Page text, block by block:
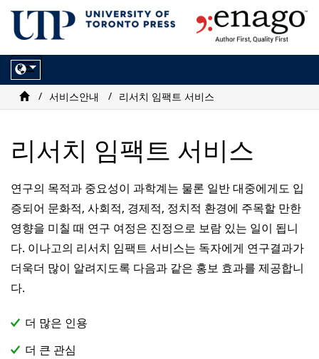
Toggle
navigation
서비스안내 리서치 임팩트 서비스
리서치 임팩트 서비스
연구의 목적과 중요성이 과학계는 물론 일반 대중에게도 입
증되어 문화적, 사회적, 경제적, 정치적 환경에 주목할 만한
영향을 미칠 때 연구 여정은 진정으로 보람 있는 일이 됩니
다. 이나고의 리서치 임팩트 서비스는 독자에게 연구결과가
더욱더 많이 알려지도록 다음과 같은 홍보 효과를 제공합니
다.
더 많은 인용
더 큰 관심